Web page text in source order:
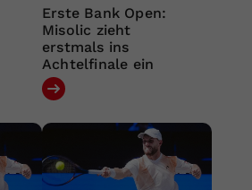
Erste Bank Open:
Misolic zieht
erstmals ins
Achtelfinale ein